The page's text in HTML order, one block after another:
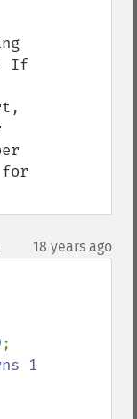
If
for
18 years ago
;